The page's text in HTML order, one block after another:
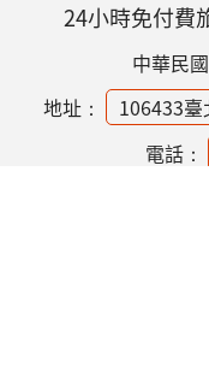
24小時免付費
中華民
地址：
106433
電話：